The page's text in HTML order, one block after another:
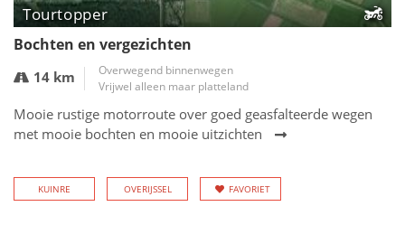
Tourtopper
Bochten en vergezichten
14 km
Overwegend binnenwegen
Vrijwel alleen maar platteland
Mooie rustige motorroute over goed geasfalteerde wegen
met mooie bochten en mooie uitzichten
KUINRE OVERIJSSEL FAVORIET